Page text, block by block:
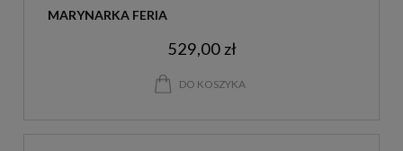
MARYNARKA FERIA
529,00 zł
DO KOSZYKA